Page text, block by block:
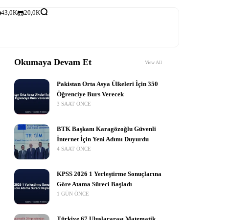
43,0K 20,0K
Okumaya Devam Et View All
Pakistan Orta Asya Ülkeleri İçin 350
Öğrenciye Burs Verecek
3 SAAT ÖNCE
BTK Başkanı Karagözoğlu Güvenli
İnternet İçin Yeni Adımı Duyurdu
4 SAAT ÖNCE
KPSS 2026 1 Yerleştirme Sonuçlarına
Göre Atama Süreci Başladı
1 GÜN ÖNCE